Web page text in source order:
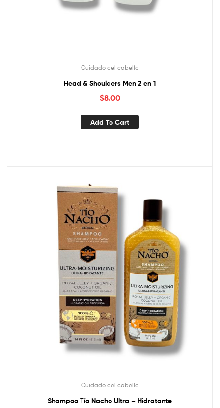
Cuidado del cabello
Head & Shoulders Men 2 en 1
$8.00
Add To Cart
Cuidado del cabello
Shampoo Tío Nacho Ultra – Hidratante